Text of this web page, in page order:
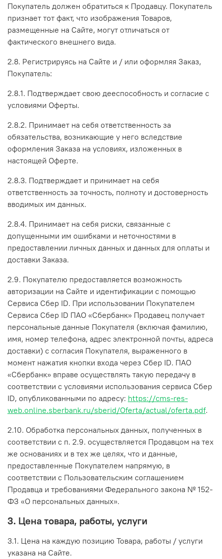
Покупатель должен обратиться к Продавцу. Покупатель
признает тот факт, что изображения Товаров,
размещенные на Сайте, могут отличаться от
фактического внешнего вида.
2.8. Регистрируясь на Сайте и / или оформляя Заказ,
Покупатель:
2.8.1. Подтверждает свою дееспособность и согласие с
условиями Оферты.
2.8.2. Принимает на себя ответственность за
обязательства, возникающие у него вследствие
оформления Заказа на условиях, изложенных в
настоящей Оферте.
2.8.3. Подтверждает и принимает на себя
ответственность за точность, полноту и достоверность
вводимых им данных.
2.8.4. Принимает на себя риски, связанные с
допущенными им ошибками и неточностями в
предоставлении личных данных и данных для оплаты и
доставки Заказа.
2.9. Покупателю предоставляется возможность
авторизации на Сайте и идентификации с помощью
Сервиса Сбер ID. При использовании Покупателем
Сервиса Сбер ID ПАО «Сбербанк» Продавец получает
персональные данные Покупателя (включая фамилию,
имя, номер телефона, адрес электронной почты, адреса
доставки) с согласия Покупателя, выраженного в
момент нажатия кнопки входа через Сбер ID. ПАО
«Сбербанк» вправе осуществлять такую передачу в
соответствии с условиями использования сервиса Сбер
ID, опубликованными по адресу: https://cms-res-
web.online.sberbank.ru/sberid/Oferta/actual/oferta.pdf.
2.10. Обработка персональных данных, полученных в
соответствии с п. 2.9. осуществляется Продавцом на тех
же основаниях и в тех же целях, что и данные,
предоставленные Покупателем напрямую, в
соответствии с Пользовательским соглашением
Продавца и требованиями Федерального закона № 152-
ФЗ «О персональных данных».
3. Цена товара, работы, услуги
3.1. Цена на каждую позицию Товара, работы / услуги
указана на Сайте.